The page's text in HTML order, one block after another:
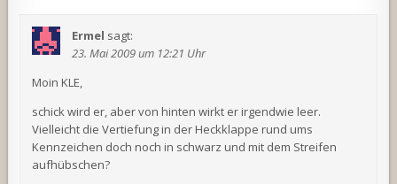
Ermel sagt:
23. Mai 2009 um 12:21 Uhr
Moin KLE,
schick wird er, aber von hinten wirkt er irgendwie leer.
Vielleicht die Vertiefung in der Heckklappe rund ums
Kennzeichen doch noch in schwarz und mit dem Streifen
aufhübschen?